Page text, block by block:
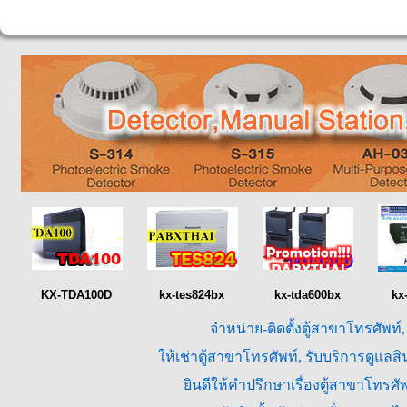
KX-TDA100D kx-tes824bx kx-tda600bx
จำหน่าย-ติดตั้งตู้สาขาโทรศัพ
ให้เช่าตู้สาขาโทรศัพท์, รับบริการดูแล
ยินดีให้คำปรึกษาเรื่องตู้สาขาโทร